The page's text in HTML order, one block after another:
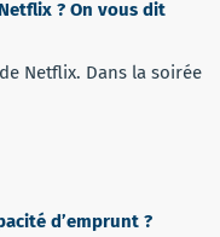
? On vous dit
Netflix. Dans la soirée
d’emprunt ?